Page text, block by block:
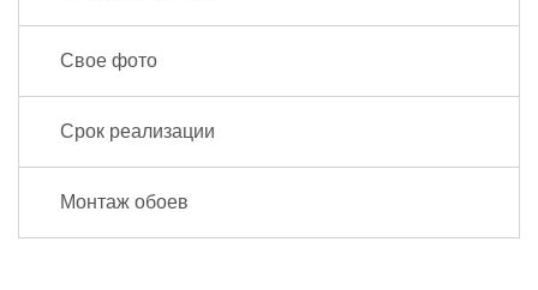
Свое фото
Срок реализации
Монтаж обоев